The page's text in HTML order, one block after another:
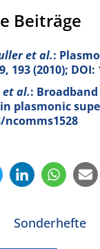
Beiträge
et al.:
9, 193 (2010);
et al.:
plasmonic
ncomms1528
Sonderhefte